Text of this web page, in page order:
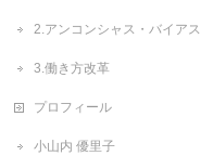
2.アンコンシャス・バイアス
3.働き方改革
プロフィール
小山内 優里子